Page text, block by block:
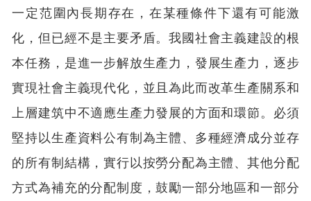
一定范圍內長期存在，在某種條件下還有可能激
化，但已經不是主要矛盾。我國社會主義建設的根
本任務，是進一步解放生產力，發展生產力，逐步
實現社會主義現代化，並且為此而改革生產關系和
上層建筑中不適應生產力發展的方面和環節。必須
堅持以生產資料公有制為主體、多種經濟成分並存
的所有制結構，實行以按勞分配為主體、其他分配
方式為補充的分配制度，鼓勵一部分地區和一部分